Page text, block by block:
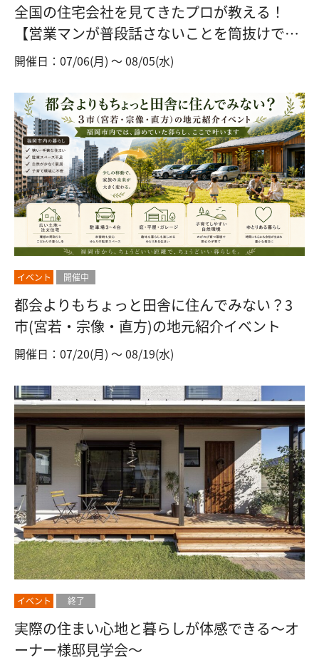
全国の住宅会社を見てきたプロが教える！
【営業マンが普段話さないことを筒抜けで！
家づくり相談会開催！】
開催日：07/06(月) 〜 08/05(水)
イベント 開催中
都会よりもちょっと田舎に住んでみない？3
市(宮若・宗像・直方)の地元紹介イベント
開催日：07/20(月) 〜 08/19(水)
イベント 終了
実際の住まい心地と暮らしが体感できる～オ
ーナー様邸見学会～